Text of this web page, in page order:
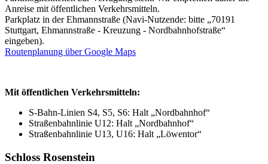
Anreise mit öffentlichen Verkehrsmitteln.
Parkplatz in der Ehmannstraße (Navi-Nutzende: bitte „70191
Stuttgart, Ehmannstraße - Kreuzung - Nordbahnhofstraße“
eingeben).
Routenplanung über Google Maps
Mit öffentlichen Verkehrsmitteln:
S-Bahn-Linien S4, S5, S6: Halt „Nordbahnhof“
Straßenbahnlinie U12: Halt „Nordbahnhof“
Straßenbahnlinie U13, U16: Halt „Löwentor“
Schloss Rosenstein